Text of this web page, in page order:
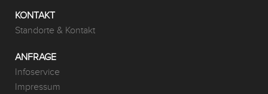
KONTAKT
Standorte & Kontakt
ANFRAGE
Infoservice
Impressum